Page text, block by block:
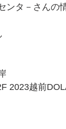
ンタ－さんの
2023越前